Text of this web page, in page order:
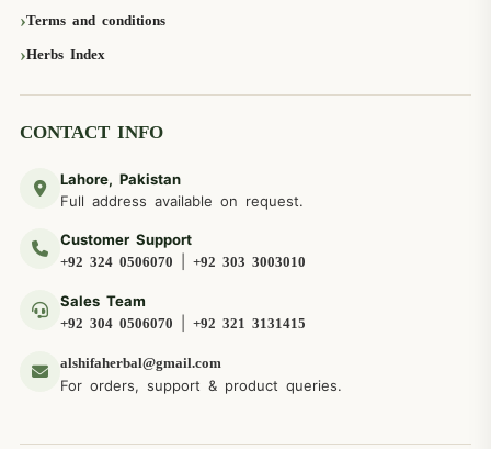
Terms and conditions
Herbs Index
CONTACT INFO
Lahore, Pakistan
Full address available on request.
Customer Support
+92 324 0506070 +92 303 3003010
Sales Team
+92 304 0506070 +92 321 3131415
alshifaherbal@gmail.com
For orders, support & product queries.